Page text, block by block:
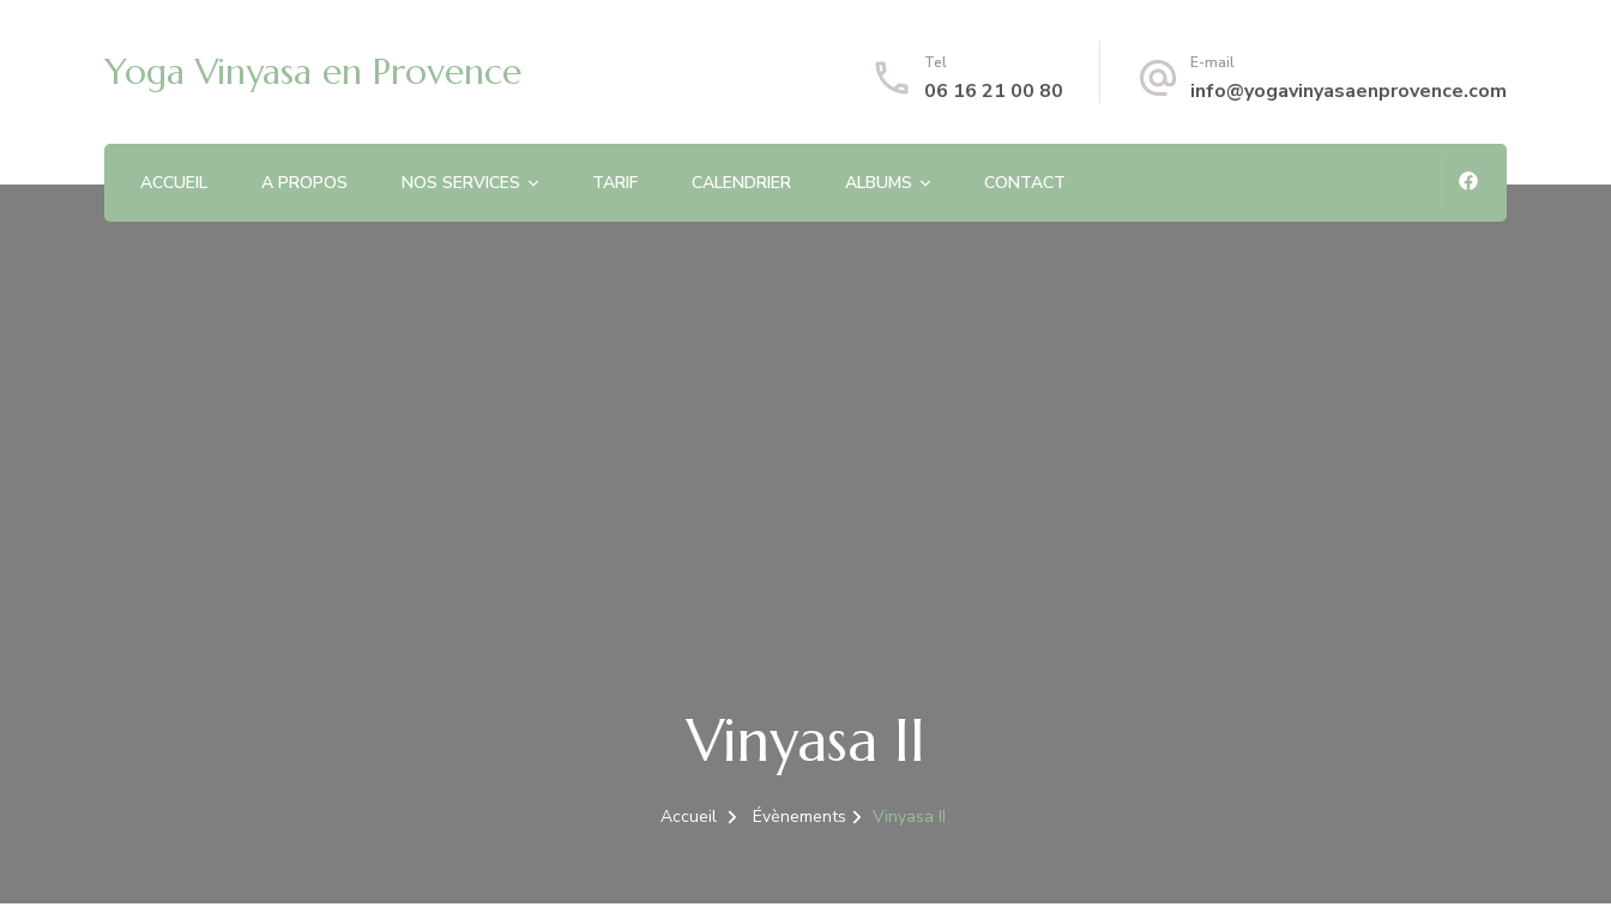
Yoga Vinyasa en Provence Tel
06 16 21 00 80
E-mail
info@yogavinyasaenprovence.com
ACCUEIL A PROPOS NOS SERVICES TARIF CALENDRIER ALBUMS CONTACT
Vinyasa II
Accueil Évènements Vinyasa II